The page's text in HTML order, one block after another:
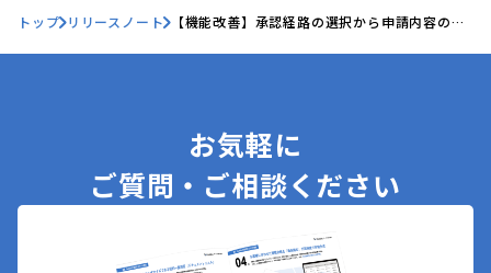
トップ リリースノート 【機能改善】承認経路の選択から申請内容の作
お気軽に
ご質問・ご相談ください